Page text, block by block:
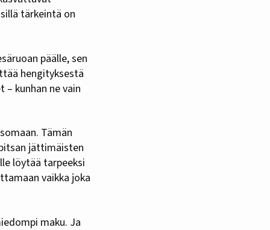
tärkeintä on
päälle, sen
hengityksestä
kunhan ne vain
Tämän
jättimäisten
löytää tarpeeksi
vaikka joka
maku. Ja